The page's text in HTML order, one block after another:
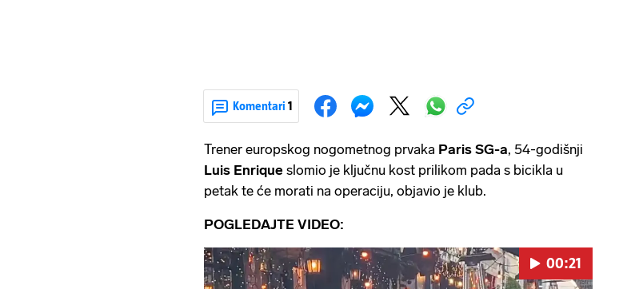
Komentari 1
Trener europskog nogometnog prvaka Paris SG-a, 54-godišnji
Luis Enrique slomio je ključnu kost prilikom pada s bicikla u
petak te će morati na operaciju, objavio je klub.
POGLEDAJTE VIDEO:
00:21